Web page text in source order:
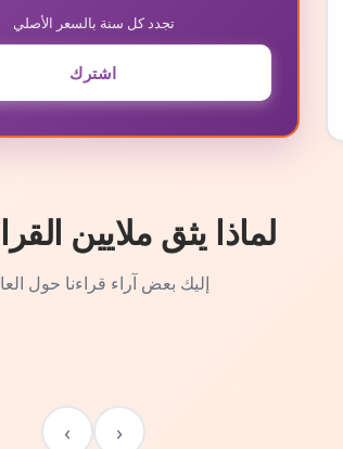
تجدد كل سنة بالسعر الأصلي
اشترك
لماذا يثق ملايين
إليك بعض آراء قراءنا حول
‹
›